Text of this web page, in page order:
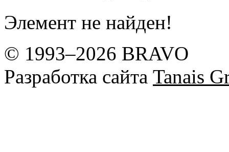
Элемент не найден!
© 1993–2026 BRAVO
Разработка сайта Tanais